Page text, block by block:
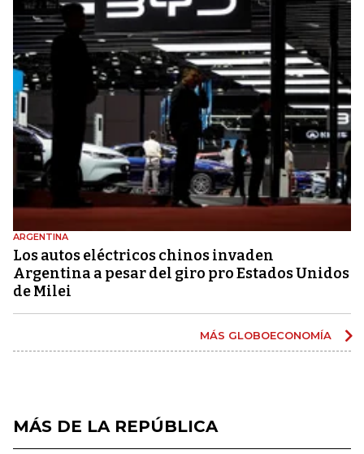
ARGENTINA
Los autos eléctricos chinos invaden
Argentina a pesar del giro pro Estados Unidos
de Milei
MÁS GLOBOECONOMÍA
MÁS DE LA REPÚBLICA